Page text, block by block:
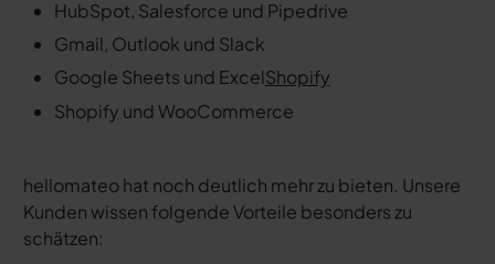
HubSpot, Salesforce und Pipedrive
Gmail, Outlook und Slack
Google Sheets und ExcelShopify
Shopify und WooCommerce
hellomateo hat noch deutlich mehr zu bieten. Unsere
Kunden wissen folgende Vorteile besonders zu
schätzen: